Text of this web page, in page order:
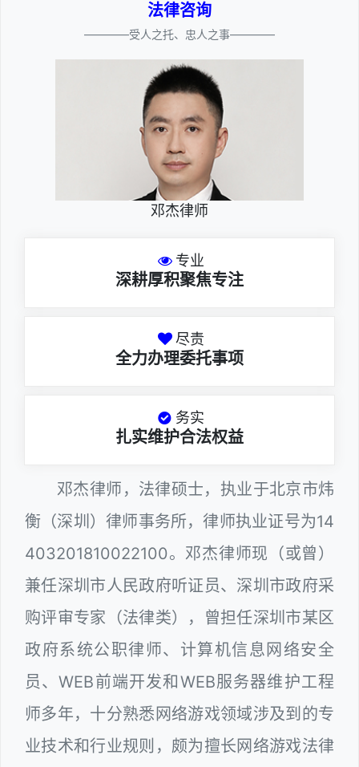
法律咨询
————受人之托、忠人之事————
邓杰律师
专业
深耕厚积聚焦专注
尽责
全力办理委托事项
务实
扎实维护合法权益
邓杰律师，法律硕士，执业于北京市炜
衡（深圳）律师事务所，律师执业证号为14
403201810022100。邓杰律师现（或曾）
兼任深圳市人民政府听证员、深圳市政府采
购评审专家（法律类），曾担任深圳市某区
政府系统公职律师、计算机信息网络安全
员、WEB前端开发和WEB服务器维护工程
师多年，十分熟悉网络游戏领域涉及到的专
业技术和行业规则，颇为擅长网络游戏法律